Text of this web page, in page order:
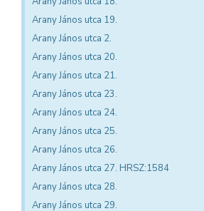
Arany János utca 19.
Arany János utca 2.
Arany János utca 20.
Arany János utca 21.
Arany János utca 23.
Arany János utca 24.
Arany János utca 25.
Arany János utca 26.
Arany János utca 27. HRSZ:1584
Arany János utca 28.
Arany János utca 29.